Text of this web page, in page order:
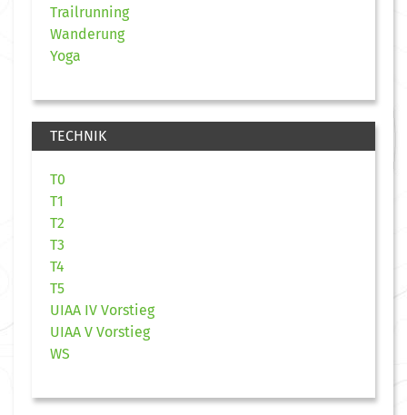
Trailrunning
Wanderung
Yoga
TECHNIK
T0
T1
T2
T3
T4
T5
UIAA IV Vorstieg
UIAA V Vorstieg
WS